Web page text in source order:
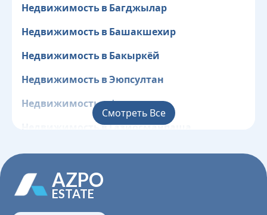
Недвижимость в Багджылар
Недвижимость в Башакшехир
Недвижимость в Бакыркёй
Недвижимость в Эюпсултан
Недвижимость в Фатих
Недвижимость в Газиосманпаша
Недвижимость в Гюнгёрен
Недвижимость в Кагытхане
Недвижимость в Кючюкчекмедже
Смотреть Все
AZPO
ESTATE